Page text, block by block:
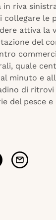
riva
collegare le
attiva
del
quale
minuto e
di ritrovi
pesce e